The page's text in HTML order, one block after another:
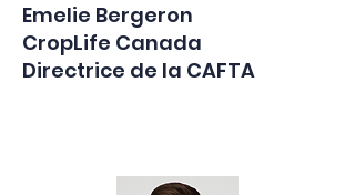
Emelie Bergeron
CropLife Canada
Directrice de la CAFTA